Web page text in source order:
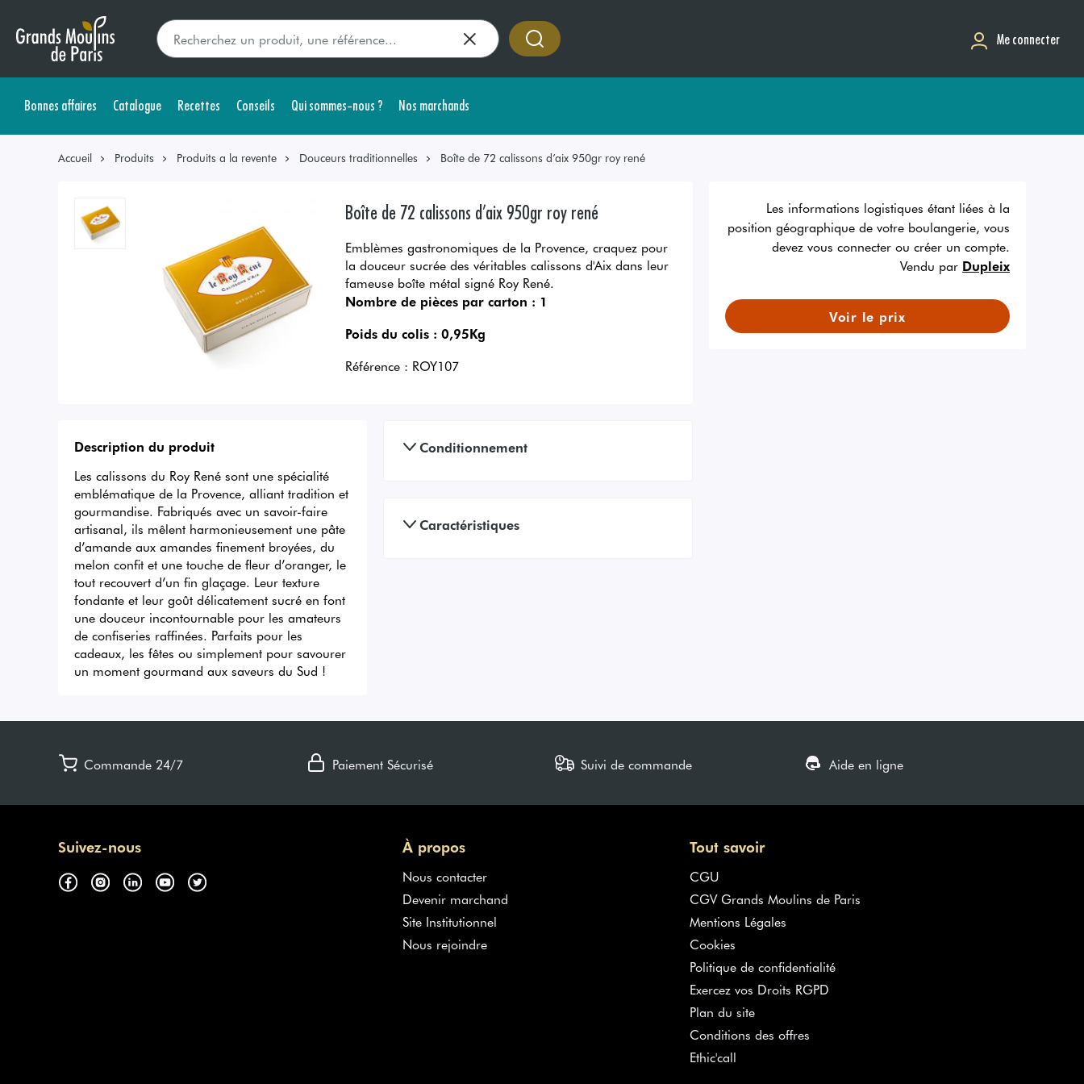
Me connecter
Bonnes affaires Catalogue Recettes Conseils Qui sommes-nous ? Nos marchands
Accueil Produits Produits a la revente Douceurs traditionnelles Boîte de 72 calissons d’aix 950gr roy rené
Boîte de 72 calissons d’aix 950gr roy rené
Emblèmes gastronomiques de la Provence, craquez pour
la douceur sucrée des véritables calissons d'Aix dans leur
fameuse boîte métal signé Roy René.
Nombre de pièces par carton : 1
Poids du colis : 0,95Kg
Référence : ROY107
Les informations logistiques étant liées à la
position géographique de votre boulangerie, vous
devez vous connecter ou créer un compte.
Vendu par Dupleix
Voir le prix
Description du produit
Les calissons du Roy René sont une spécialité
emblématique de la Provence, alliant tradition et
gourmandise. Fabriqués avec un savoir-faire
artisanal, ils mêlent harmonieusement une pâte
d’amande aux amandes finement broyées, du
melon confit et une touche de fleur d’oranger, le
tout recouvert d’un fin glaçage. Leur texture
fondante et leur goût délicatement sucré en font
une douceur incontournable pour les amateurs
de confiseries raffinées. Parfaits pour les
cadeaux, les fêtes ou simplement pour savourer
un moment gourmand aux saveurs du Sud !
Conditionnement
Caractéristiques
Commande 24/7 Paiement Sécurisé Suivi de commande Aide en ligne
Suivez-nous À propos
Nous contacter
Devenir marchand
Site Institutionnel
Nous rejoindre
Tout savoir
CGU
CGV Grands Moulins de Paris
Mentions Légales
Cookies
Politique de confidentialité
Exercez vos Droits RGPD
Plan du site
Conditions des offres
Ethic'call